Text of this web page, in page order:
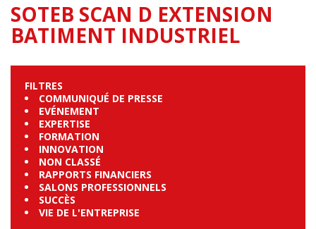
SOTEB SCAN D EXTENSION
BATIMENT INDUSTRIEL
FILTRES
COMMUNIQUÉ DE PRESSE
EVÉNEMENT
EXPERTISE
FORMATION
INNOVATION
NON CLASSÉ
RAPPORTS FINANCIERS
SALONS PROFESSIONNELS
SUCCÈS
VIE DE L'ENTREPRISE